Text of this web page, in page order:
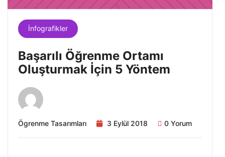
İnfografikler
Başarılı Öğrenme Ortamı
Oluşturmak İçin 5 Yöntem
Ögrenme Tasarımları 3 Eylül 2018 0 Yorum